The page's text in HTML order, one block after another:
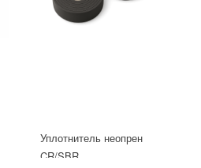
Уплотнитель неопрен
CR/SBR